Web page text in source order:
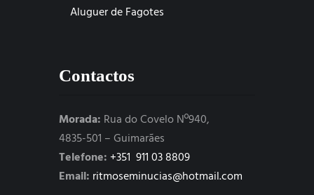
Aluguer de Fagotes
Contactos
Morada: Rua do Covelo Nº940,
4835-501 – Guimarães
Telefone: +351 911 03 8809
Email: ritmoseminucias@hotmail.com